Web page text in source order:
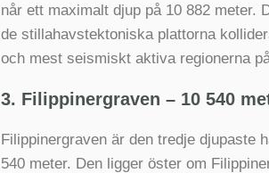
når ett maximalt djup på 10 882
de stillahavstektoniska plattorna
och mest seismiskt aktiva regionerna
3. Filippinergraven – 10 540
Filippinergraven är den tredje djupaste
540 meter. Den ligger öster om